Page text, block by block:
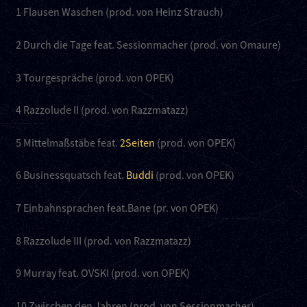
1 Flausen Waschen (prod. von Heinz Strauch)
2 Durch die Tage feat. Sessionmacher (prod. von Omaure)
3 Tourgespräche (prod. von OPEK)
4 Razzolude II (prod. von Razzmatazz)
5 Mittelmaßstäbe feat. 2Seiten (prod. von OPEK)
6 Businessquatsch feat. Buddi (prod. von OPEK)
7 Einbahnsprachen feat.Bane (pr. von OPEK)
8 Razzolude III (prod. von Razzmatazz)
9 Murray feat. OVSKI (prod. von OPEK)